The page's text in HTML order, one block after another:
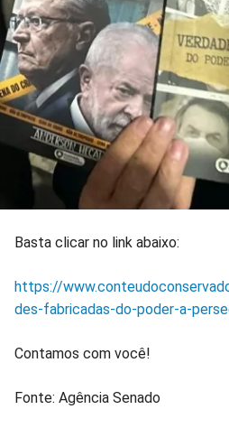
Basta clicar no link abaixo:
https://
des-fabricadas-do-poder-a-
Contamos com você!
Fonte: Agência Senado